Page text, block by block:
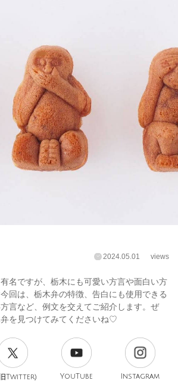
2024.05.01 views
名ですが、栃木にも可愛い方言や面白い方
回は、栃木弁の特徴、告白にも使用できる
言など、例文を交えてご紹介します。ぜ
を見つけてみてくださいね♡
Twitter) YouTube Instagram